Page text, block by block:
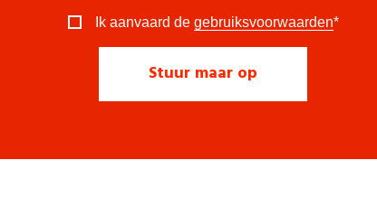
Ik aanvaard de gebruiksvoorwaarden*